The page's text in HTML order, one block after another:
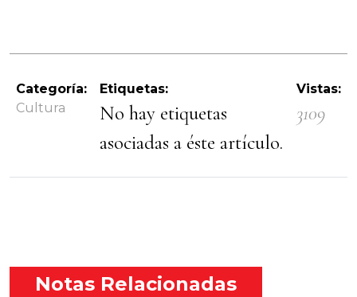
Categoría:
Cultura
Etiquetas:
No hay etiquetas
asociadas a éste artículo.
Vistas:
3109
Notas Relacionadas